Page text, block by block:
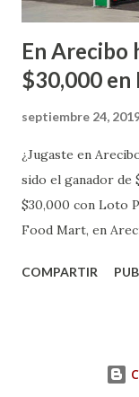
En Arecibo
$30,000 en
septiembre 24,
¿Jugaste en
sido el ganador de
$30,000 con Loto
Food Mart, en
COMPARTIR